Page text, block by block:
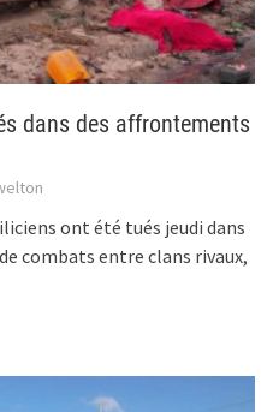
dans des affrontements
ont été tués jeudi dans
combats entre clans rivaux,